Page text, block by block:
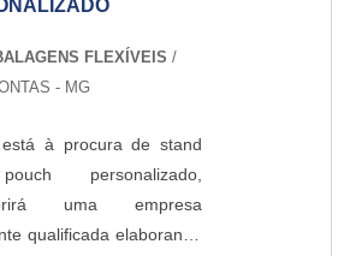
FLEXÍVEIS /
- MG
à procura de stand
personalizado,
uma empresa
qualificada elaborando